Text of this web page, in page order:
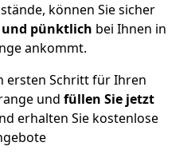
können Sie sicher
und pünktlich bei Ihnen in
ankommt.
ersten Schritt für Ihren
und füllen Sie jetzt
erhalten Sie kostenlose